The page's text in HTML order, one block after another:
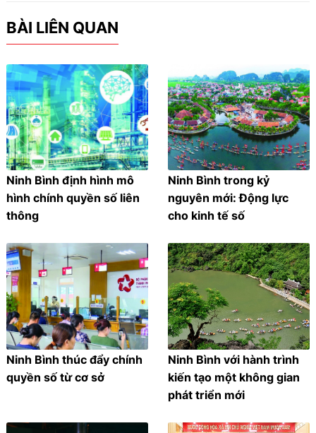
BÀI LIÊN QUAN
Ninh Bình định hình mô
hình chính quyền số liên
thông
Ninh Bình trong kỷ
nguyên mới: Động lực
cho kinh tế số
Ninh Bình thúc đẩy chính
quyền số từ cơ sở
Ninh Bình với hành trình
kiến tạo một không gian
phát triển mới